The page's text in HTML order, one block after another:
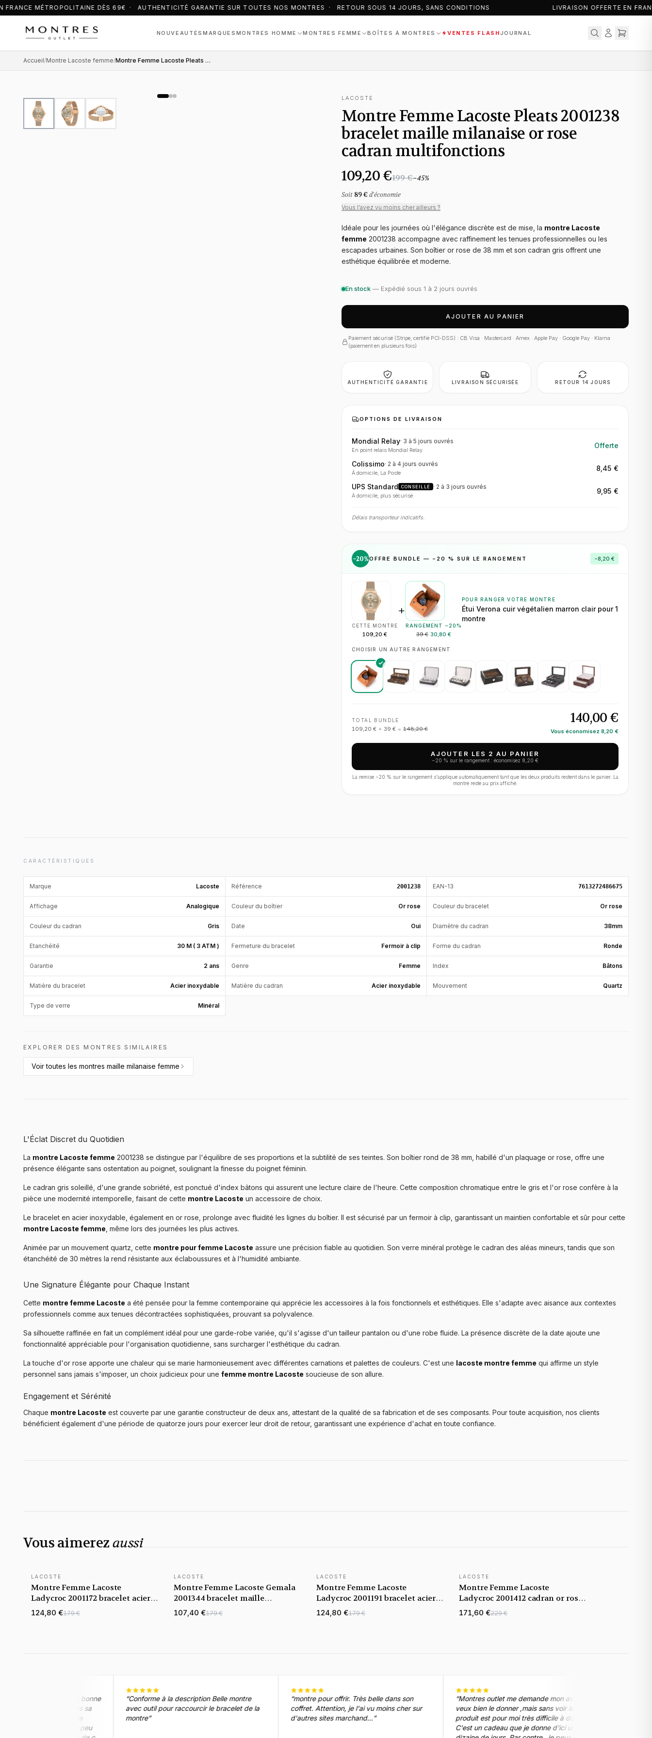
MÉTROPOLITAINE DÈS 69€ · AUTHENTICITÉ GARANTIE SUR TOUTES NOS MONTRES · RETOUR SOUS 14 JOURS, SANS CONDITIONS LIVRAISON OFFERTE EN
NOUVEAUTÉSMARQUES MONTRES HOMME MONTRES FEMME BOÎTES À MONTRES VENTES FLASH JOURNAL
Accueil/Montre Lacoste femme/ Montre Femme Lacoste Pleats 2001238 bracelet maille milanaise or rose cadran multifonctions
LACOSTE
Montre Femme Lacoste Pleats 2001238
bracelet maille milanaise or rose
cadran multifonctions
109,20 €199 €−45%
Soit 89 € d'économie
Vous l'avez vu moins cher ailleurs ?
Idéale pour les journées où l'élégance discrète est de mise, la montre Lacoste
femme 2001238 accompagne avec raffinement les tenues professionnelles ou les
escapades urbaines. Son boîtier or rose de 38 mm et son cadran gris offrent une
esthétique équilibrée et moderne.
En stock — Expédié sous 1 à 2 jours ouvrés
AJOUTER AU PANIER
Paiement sécurisé (Stripe, certifié PCI-DSS) : CB Visa · Mastercard · Amex · Apple Pay · Google Pay · Klarna
(paiement en plusieurs fois)
AUTHENTICITÉ GARANTIE LIVRAISON SÉCURISÉE RETOUR 14 JOURS
OPTIONS DE LIVRAISON
Mondial Relay· 3 à 5 jours ouvrés
En point relais Mondial Relay
Offerte
Colissimo· 2 à 4 jours ouvrés
À domicile, La Poste
8,45 €
UPS Standard CONSEILLÉ · 2 à 3 jours ouvrés
À domicile, plus sécurisé
9,95 €
Délais transporteur indicatifs.
−20%OFFRE BUNDLE — − 20 % SUR LE RANGEMENT −8,20 €
CETTE MONTRE
109,20 €
+
RANGEMENT − 20 %
39 € 30,80 €
POUR RANGER VOTRE MONTRE
Étui Verona cuir végétalien marron clair pour 1
montre
CHOISIR UN AUTRE RANGEMENT
TOTAL BUNDLE
109,20 € + 39 € = 148,20 €
140,00 €
Vous économisez 8,20 €
AJOUTER LES 2 AU PANIER
−20 % sur le rangement : économisez 8,20 €
La remise −20 % sur le rangement s'applique automatiquement tant que les deux produits restent dans le panier. La
montre reste au prix affiché.
CARACTÉRISTIQUES
Marque Lacoste Référence 2001238 EAN-13 7613272486675
Affichage Analogique Couleur du boîtier Or rose Couleur du bracelet Or rose
Couleur du cadran Gris Date Oui Diamètre du cadran 38mm
Etanchéité 30 M ( 3 ATM ) Fermeture du bracelet Fermoir à clip Forme du cadran Ronde
Garantie 2 ans Genre Femme Index Bâtons
Matière du bracelet Acier inoxydable Matière du cadran Acier inoxydable Mouvement Quartz
Type de verre Minéral
EXPLORER DES MONTRES SIMILAIRES
Voir toutes les montres maille milanaise femme
L'Éclat Discret du Quotidien
La montre Lacoste femme 2001238 se distingue par l'équilibre de ses proportions et la subtilité de ses teintes. Son boîtier rond de 38 mm, habillé d'un plaquage or rose, offre une
présence élégante sans ostentation au poignet, soulignant la finesse du poignet féminin.
Le cadran gris soleillé, d'une grande sobriété, est ponctué d'index bâtons qui assurent une lecture claire de l'heure. Cette composition chromatique entre le gris et l'or rose confère à la
pièce une modernité intemporelle, faisant de cette montre Lacoste un accessoire de choix.
Le bracelet en acier inoxydable, également en or rose, prolonge avec fluidité les lignes du boîtier. Il est sécurisé par un fermoir à clip, garantissant un maintien confortable et sûr pour cette
montre Lacoste femme , même lors des journées les plus actives.
Animée par un mouvement quartz, cette montre pour femme Lacoste assure une précision fiable au quotidien. Son verre minéral protège le cadran des aléas mineurs, tandis que son
étanchéité de 30 mètres la rend résistante aux éclaboussures et à l'humidité ambiante.
Une Signature Élégante pour Chaque Instant
Cette montre femme Lacoste a été pensée pour la femme contemporaine qui apprécie les accessoires à la fois fonctionnels et esthétiques. Elle s'adapte avec aisance aux contextes
professionnels comme aux tenues décontractées sophistiquées, prouvant sa polyvalence.
Sa silhouette raffinée en fait un complément idéal pour une garde-robe variée, qu'il s'agisse d'un tailleur pantalon ou d'une robe fluide. La présence discrète de la date ajoute une
fonctionnalité appréciable pour l'organisation quotidienne, sans surcharger l'esthétique du cadran.
La touche d'or rose apporte une chaleur qui se marie harmonieusement avec différentes carnations et palettes de couleurs. C'est une lacoste montre femme qui affirme un style
personnel sans jamais s'imposer, un choix judicieux pour une femme montre Lacoste soucieuse de son allure.
Engagement et Sérénité
Chaque montre Lacoste est couverte par une garantie constructeur de deux ans, attestant de la qualité de sa fabrication et de ses composants. Pour toute acquisition, nos clients
bénéficient également d'une période de quatorze jours pour exercer leur droit de retour, garantissant une expérience d'achat en toute confiance.
Vous aimerezaussi
LACOSTE
Montre Femme Lacoste
Ladycroc 2001172 bracelet acier
or rose
124,80 €179 €
LACOSTE
Montre Femme Lacoste Gemala
2001344 bracelet maille
milanaise or rose
107,40 €179 €
LACOSTE
Montre Femme Lacoste
Ladycroc 2001191 bracelet acier
or rose cadran rouge
124,80 €179 €
NOUVEAUTÉ
LACOSTE
Montre Femme Lacoste
Ladycroc 2001412 cadran or rose
bracelet acier
171,60 €229 €
Conforme à la description Belle montre
avec outil pour raccourcir le bracelet de la
”
montre pour offrir. Très belle dans son
coffret. Attention, je l'ai vu moins cher sur
d'autres sites marchand...”
Montres outlet me demande mon avis . Je
veux bien le donner ,mais sans voir le
produit est pour moi très difficile à donner.
C'est un cadeau que je donne d'ici une